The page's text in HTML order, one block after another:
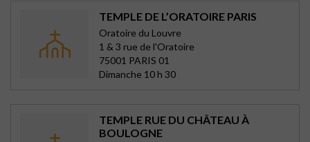
TEMPLE DE L’ORATOIRE PARIS
Oratoire du Louvre
1 & 3 rue de l'Oratoire
75001 PARIS 01
Dimanche 10 h 30
TEMPLE RUE DU CHÂTEAU À
BOULOGNE